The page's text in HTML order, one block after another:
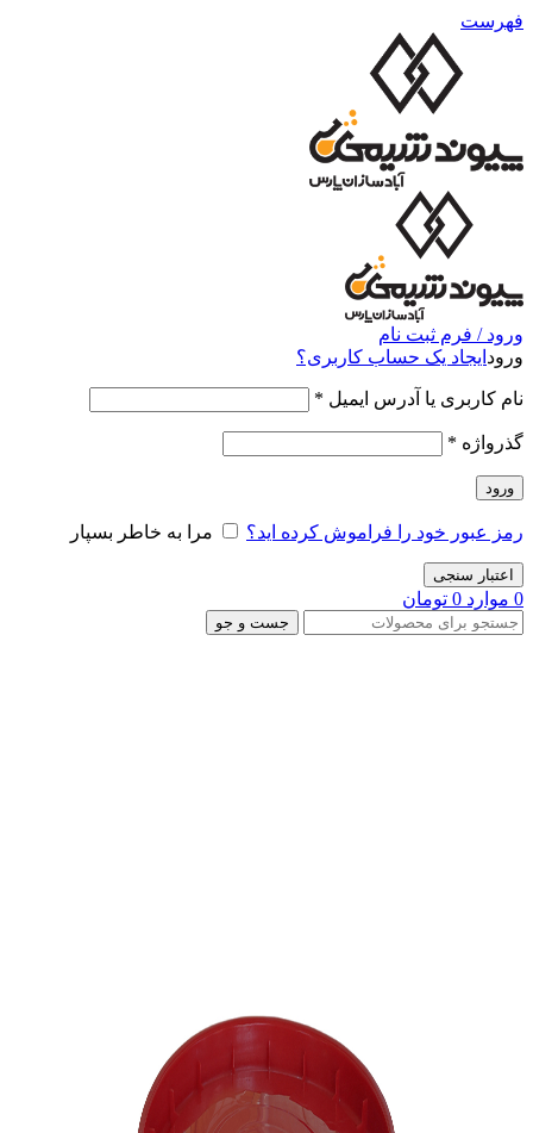
فهرست
ورود / فرم ثبت نام
ورود ایجاد یک حساب کاربری؟
نام کاربری یا آدرس ایمیل *
گذرواژه *
ورود
رمز عبور خود را فراموش کرده اید؟ مرا به خاطر بسپار
اعتبار سنجی
0 موارد 0 تومان
جست و جو